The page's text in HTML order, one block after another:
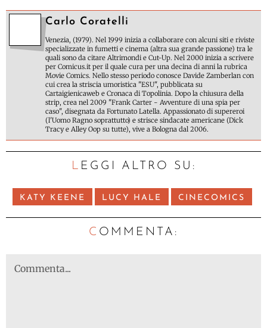
Carlo Coratelli
Venezia, (1979). Nel 1999 inizia a collaborare con alcuni siti e riviste
specializzate in fumetti e cinema (altra sua grande passione) tra le
quali sono da citare Altrimondi e Cut-Up. Nel 2000 inizia a scrivere
per Comicus.it per il quale cura per una decina di anni la rubrica
Movie Comics. Nello stesso periodo conosce Davide Zamberlan con
cui crea la striscia umoristica "ESU", pubblicata su
Cartaigienicaweb e Cronaca di Topolinia. Dopo la chiusura della
strip, crea nel 2009 "Frank Carter - Avventure di una spia per
caso", disegnata da Fortunato Latella. Appassionato di supereroi
(l'Uomo Ragno soprattutto) e strisce sindacate americane (Dick
Tracy e Alley Oop su tutte), vive a Bologna dal 2006.
LEGGI ALTRO SU:
KATY KEENE LUCY HALE CINECOMICS
C OMMENTA: